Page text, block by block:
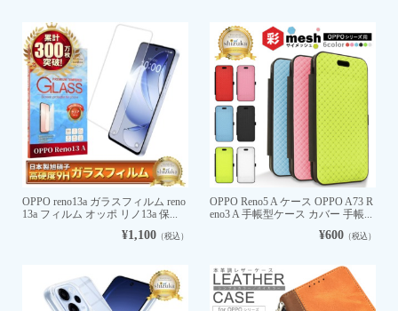
OPPO reno13a ガラスフィルム reno
13a フィルム オッポ リノ13a 保...
¥1,100（税込）
OPPO Reno5 A ケース OPPO A73 R
eno3 A 手帳型ケース カバー 手帳...
¥600 （税込）